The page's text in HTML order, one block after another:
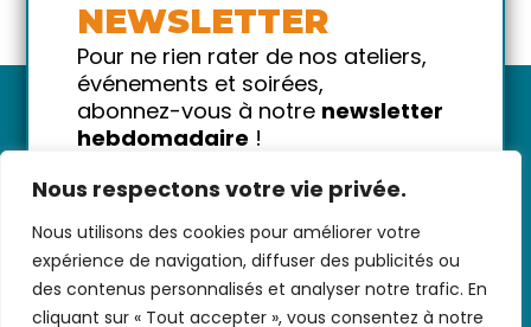
Nous respectons votre vie privée.
Nous utilisons des cookies pour améliorer votre
expérience de navigation, diffuser des publicités ou
des contenus personnalisés et analyser notre trafic. En
cliquant sur « Tout accepter », vous consentez à notre
Nous contacter-CGV/CGU-Données
personnelles-Infos pratiques- FAQ
NEWSLETTER
Pour ne rien rater de nos ateliers,
événements et soirées,
abonnez-vous à notre newsletter
hebdomadaire !
!
Votre email